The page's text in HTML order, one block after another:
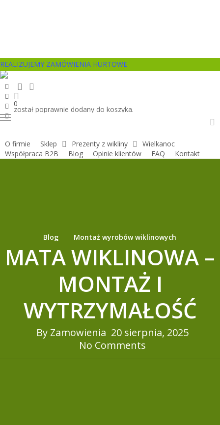
REALIZUJEMY ZAMÓWIENIA HURTOWE
facebook
pinterest
youtube
instagram
search
0
został poprawnie dodany do koszyka.
Menu
O firmie Sklep Prezenty z wikliny
Wielkanoc
Współpraca B2B
Blog Opinie klientów FAQ Kontakt
Blog Montaż wyrobów wiklinowych
MATA WIKLINOWA –
MONTAŻ I
WYTRZYMAŁOŚĆ
By Zamowienia 20 sierpnia, 2025
No Comments